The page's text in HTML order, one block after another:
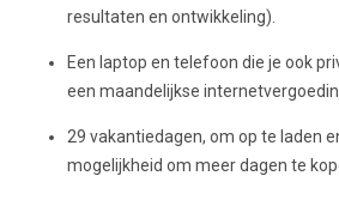
resultaten en ontwikkeling).
Een laptop en telefoon die je ook
een maandelijkse
29 vakantiedagen, om op te laden
mogelijkheid om meer dagen te